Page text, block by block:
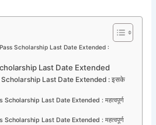
Scholarship Last Date Extended :
Last Date Extended
Last Date Extended : इसके
Scholarship Last Date Extended : महत्वपूर्ण
Scholarship Last Date Extended : महत्वपूर्ण